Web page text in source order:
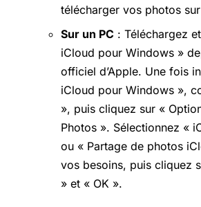
télécharger vos photos
Sur un PC : Téléchargez
iCloud pour Windows »
officiel d’Apple. Une fois
iCloud pour Windows »,
», puis cliquez sur «
Photos ». Sélectionnez «
ou « Partage de photos
vos besoins, puis cliquez
» et « OK ».